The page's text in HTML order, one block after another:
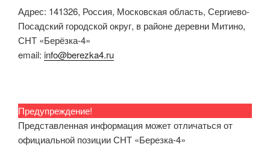
Адрес: 141326, Россия, Московская область, Сергиево-
Посадский городской округ, в районе деревни Митино,
СНТ «Берёзка-4»
email: info@berezka4.ru
Предупреждение!
Представленная информация может отличаться от
официальной позиции СНТ «Березка-4»